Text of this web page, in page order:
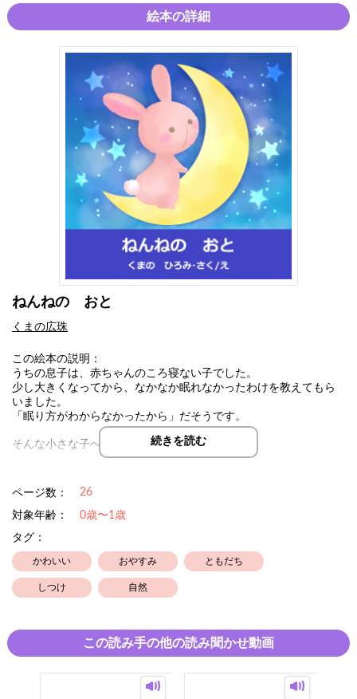
絵本の詳細
ねんねの おと
くまの広珠
この絵本の説明：
うちの息子は、赤ちゃんのころ寝ない子でした。
少し大きくなってから、なかなか眠れなかったわけを教えてもら
いました。
「眠り方がわからなかったから」だそうです。
そんな小さな子へ向けて描きました。
おふとんに はいって めをとじて、みみを すませてみない？
続きを読む
ページ数： 26
対象年齢：
0歳〜1歳
タグ：
かわいい おやすみ ともだち
しつけ 自然
この読み手の他の読み聞かせ動画